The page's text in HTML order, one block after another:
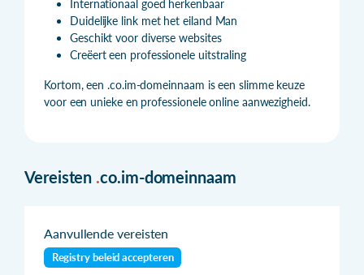
Internationaal goed herkenbaar
Duidelijke link met het eiland Man
Geschikt voor diverse websites
Creëert een professionele uitstraling
Kortom, een .co.im-domeinnaam is een slimme keuze
voor een unieke en professionele online aanwezigheid.
Vereisten .co.im-domeinnaam
Aanvullende vereisten
Registry beleid accepteren